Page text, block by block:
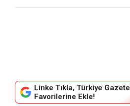
Linke Tıkla, Türkiye
Favorilerine Ekle!